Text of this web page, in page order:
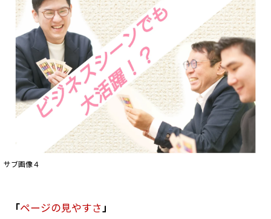
サブ画像４
「ページの見やすさ」